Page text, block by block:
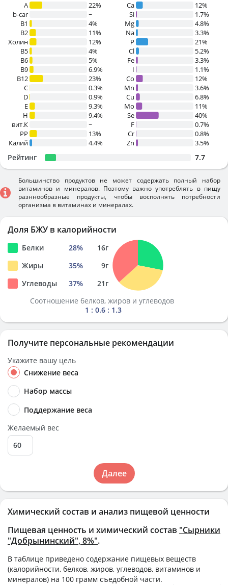
Химический состав и анализ пищевой ценности
Пищевая ценность и химический состав "Сырники
"Добрынинский", 8%".
В таблице приведено содержание пищевых веществ
(калорийности, белков, жиров, углеводов, витаминов и
минералов) на 100 грамм съедобной части.
A
22%
b-car
~
В1
4%
B2
11%
Холин
12%
B5
4%
B6
5%
B9
6.9%
B12
23%
C
0.3%
D
0.9%
E
9.3%
H
9.4%
вит.К
~
PP
13%
Калий
4.4%
Ca
12%
Si
1.7%
Mg
4.8%
Na
3.3%
P
21%
Cl
5.2%
Fe
3.3%
I
1.1%
Co
12%
Mn
3.6%
Cu
6.8%
Mo
11%
Se
40%
F
0.7%
Cr
0.8%
Zn
3.5%
Рейтинг 7.7
Большинство продуктов не может содержать полный набор
витаминов и минералов. Поэтому важно употреблять в пищу
разннообразные продукты, чтобы восполнять потребности
организма в витаминах и минералах.
Доля БЖУ в калорийности
Белки 28% 16г
Жиры
35% 9г
Углеводы
37% 21г
Соотношение белков, жиров и углеводов
1 : 0.6 : 1.3
Получите персональные рекомендации
Укажите вашу цель
Снижение веса
Набор массы
Поддержание веса
Желаемый вес
Далее